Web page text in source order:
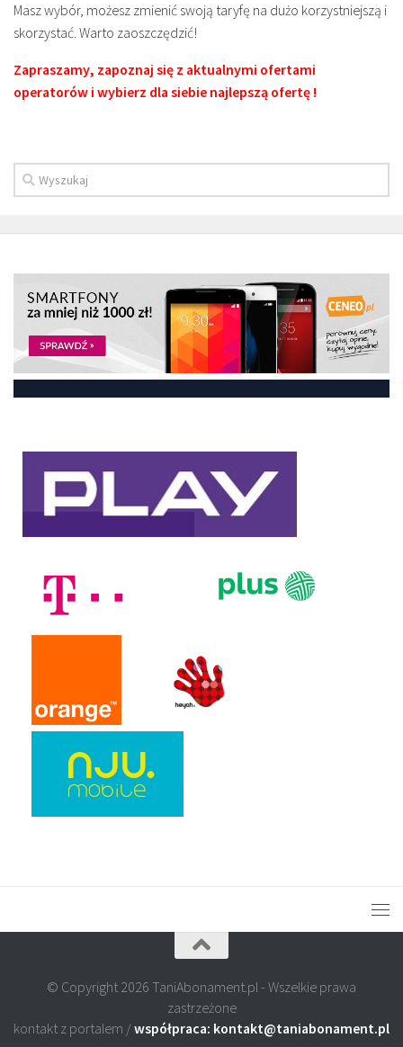
Masz wybór, możesz zmienić swoją taryfę na dużo korzystniejszą i
skorzystać. Warto zaoszczędzić!
Zapraszamy, zapoznaj się z aktualnymi ofertami
operatorów i wybierz dla siebie najlepszą ofertę !
© Copyright 2026 TaniAbonament.pl - Wszelkie prawa
zastrzeżone
kontakt z portalem /współpraca: kontakt@taniabonament.pl